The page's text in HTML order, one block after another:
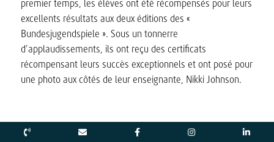
premier temps, les élèves ont été récompensés pour leurs
excellents résultats aux deux éditions des «
Bundesjugendspiele ». Sous un tonnerre
d’applaudissements, ils ont reçu des certificats
récompensant leurs succès exceptionnels et ont posé pour
une photo aux côtés de leur enseignante, Nikki Johnson.
Une personne de référence importante et fiable